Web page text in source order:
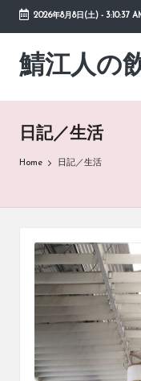
Skip
content
2026年8月8日(土)- 3:10:38
鯖江人の
日々
の
草
日記／生活
Home 日記／生活